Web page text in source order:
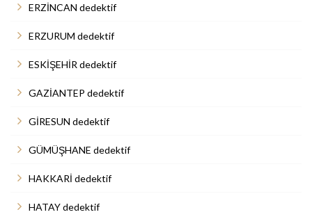
ERZİNCAN dedektif
ERZURUM dedektif
ESKİŞEHİR dedektif
GAZİANTEP dedektif
GİRESUN dedektif
GÜMÜŞHANE dedektif
HAKKARİ dedektif
HATAY dedektif